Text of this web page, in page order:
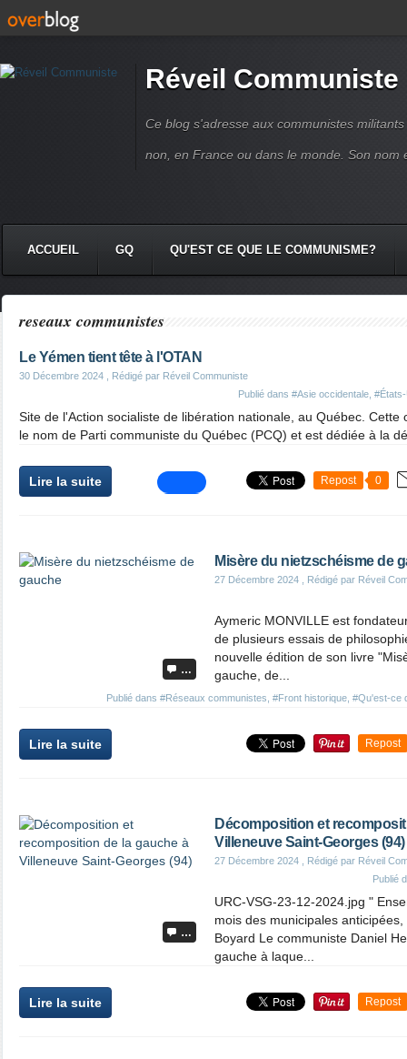
Réveil Communiste
Ce blog s'adresse aux communistes
non, en France ou dans le monde. Son nom
ACCUEIL GQ QU'EST CE QUE LE COMMUNISME?
reseaux communistes
Le Yémen tient tête à l'OTAN
30 Décembre 2024 , Rédigé par Réveil Communiste
Publié dans #Asie occidentale
Site de l'Action socialiste de libération nationale, au Québec.
le nom de Parti communiste du Québec (PCQ) et est dédiée à la
Lire la suite Repost 0
…
Misère du nietzschéisme de
27 Décembre 2024 , Rédigé par Réveil
Publié dans #Réseaux communistes #Front historique #Qu'est-ce
Aymeric MONVILLE est
de plusieurs essais de
nouvelle édition de son livre
gauche, de...
Lire la suite Repost
…
Décomposition et
Villeneuve Saint-Georges (94)
27 Décembre 2024 , Rédigé par Réveil
Publié
URC-VSG-23-12-2024.jpg "
mois des municipales
Boyard Le communiste Daniel
gauche à laque...
Lire la suite Repost